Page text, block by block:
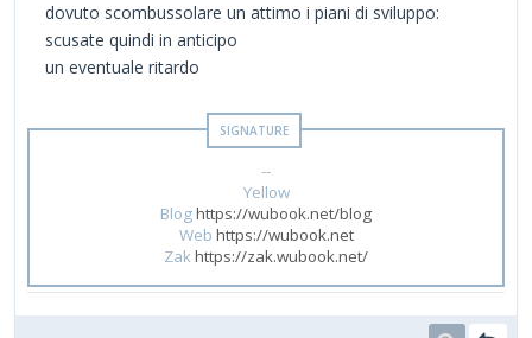
dovuto scombussolare un attimo i piani di sviluppo:
scusate quindi in anticipo
un eventuale ritardo
--
Yellow
Bloghttps://wubook.net/blog
Web https://wubook.net
Zakhttps://zak.wubook.net/